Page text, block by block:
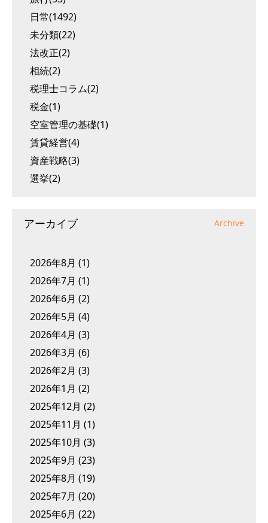
日常(1492)
未分類(22)
法改正(2)
相続(2)
税理士コラム(2)
税金(1)
空室管理の基礎(1)
賃貸経営(4)
資産戦略(3)
選挙(2)
アーカイブ Archive
2026年8月 (1)
2026年7月 (1)
2026年6月 (2)
2026年5月 (4)
2026年4月 (3)
2026年3月 (6)
2026年2月 (3)
2026年1月 (2)
2025年12月 (2)
2025年11月 (1)
2025年10月 (3)
2025年9月 (23)
2025年8月 (19)
2025年7月 (20)
2025年6月 (22)